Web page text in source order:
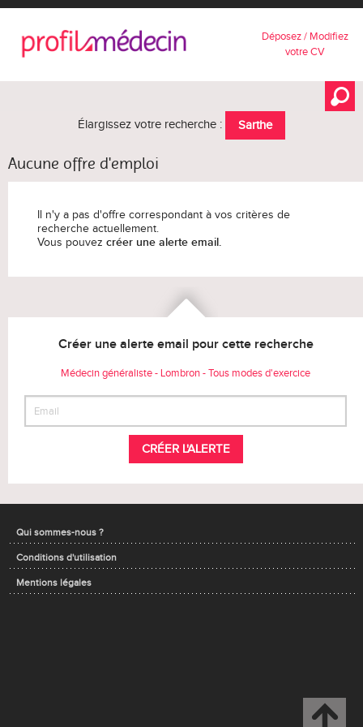
Déposez / Modifiez
votre CV
Élargissez votre recherche : Sarthe
Aucune offre d'emploi
Il n'y a pas d'offre correspondant à vos critères de
recherche actuellement.
Vous pouvez créer une alerte email.
Créer une alerte email pour cette recherche
Médecin généraliste - Lombron - Tous modes d'exercice
CRÉER L'ALERTE
Qui sommes-nous ?
Conditions d'utilisation
Mentions légales